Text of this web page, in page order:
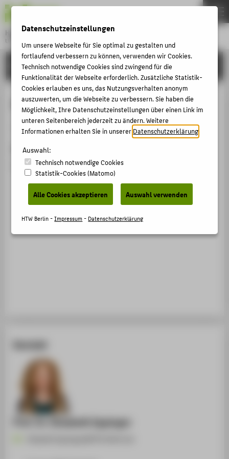
Hochschule für Technik und Wirtschaft Berlin
University of Applied Sciences
Menu
FORSCHUNG
Alexander von Humboldt-Stiftung
Begutachtung Förderorganisation / Projektantrag › 22
Datum
03.01.0022 - 02.01.0023
Kontakt
Prof. Dr. Elisabeth Eppinger
THEMEN
HOCHSCHULE
CAMPUS
STUDIUM
LEHRE
KARRIERE
INTERNATIONAL
INFORMATIONEN FÜR
STUDIENINTERESSIERTE
Datenschutzeinstellungen
Um unsere Webseite für Sie optimal zu gestalten und
fortlaufend verbessern zu können, verwenden wir Cookies.
Technisch notwendige Cookies sind zwingend für die
Funktionalität der Webseite erforderlich. Zusätzliche Statistik-
Cookies erlauben es uns, das Nutzungsverhalten anonym
auszuwerten, um die Webseite zu verbessern. Sie haben die
Möglichkeit, Ihre Datenschutzeinstellungen über einen Link im
unteren Seitenbereich jederzeit zu ändern. Weitere
Informationen erhalten Sie in unsererDatenschutzerklärung
Auswahl:
Technisch notwendige Cookies
Statistik-Cookies (Matomo)
Alle Cookies akzeptieren Auswahl verwenden
HTW Berlin -Impressum- Datenschutzerklärung